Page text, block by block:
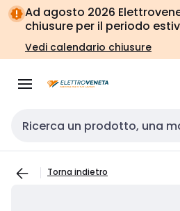
Vai alla
navigazione
Vai
alla
pagina
Ad agosto 2026
chiusure per il periodo
Vedi calendario chiusure
Cerca input
Torna indietro